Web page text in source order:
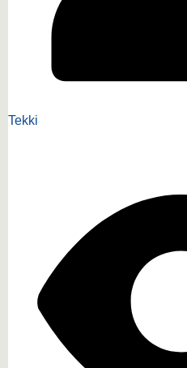
Tekki